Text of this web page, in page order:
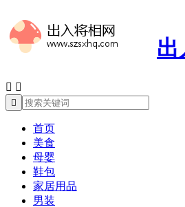
出
 

首页
美食
母婴
鞋包
家居用品
男装